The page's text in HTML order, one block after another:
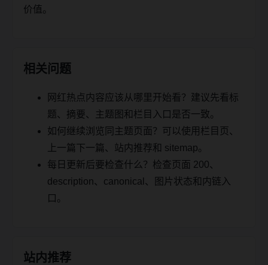
价值。
相关问题
网红热点内容应该从哪里开始看？建议先看标
题、摘要、主题图和栏目入口是否一致。
如何继续浏览同主题页面？可以使用栏目页、
上一篇下一篇、站内推荐和 sitemap。
每日更新后要检查什么？检查页面 200、
description、canonical、图片状态和内链入
口。
站内推荐